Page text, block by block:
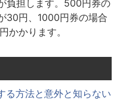
負担します。500円券の
30円、1000円券の場合
かかります。
る方法と意外と知らない